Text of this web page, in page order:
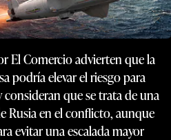
El Comercio advierten que la
podría elevar el riesgo para
consideran que se trata de una
Rusia en el conflicto, aunque
evitar una escalada mayor